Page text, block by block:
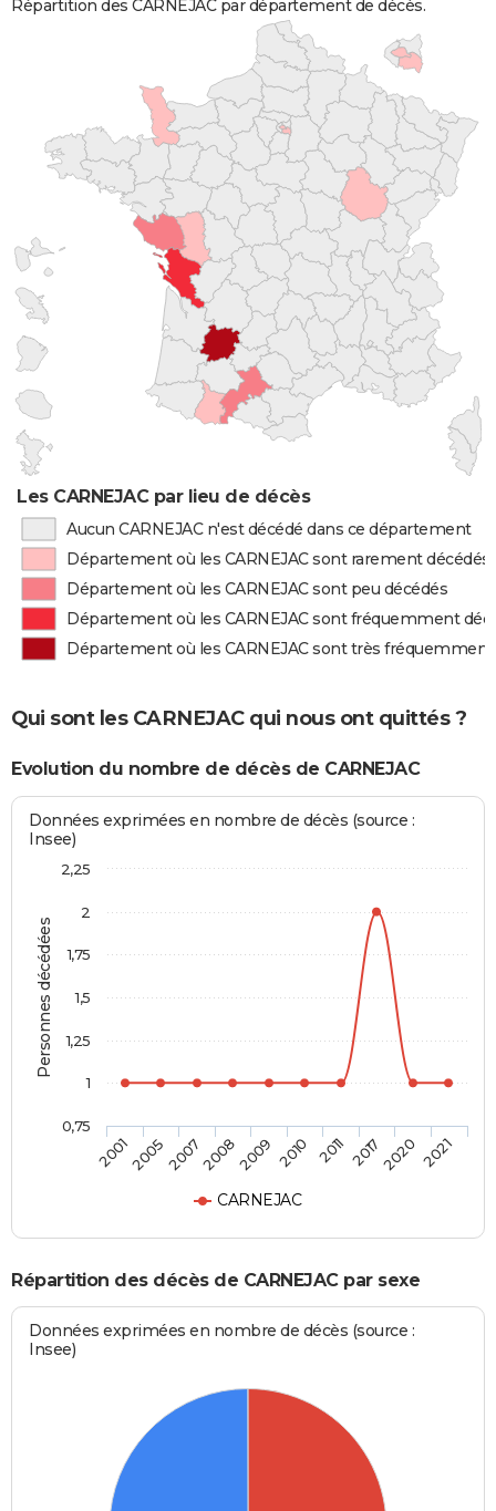
Répartition des CARNEJAC par département de décès.
Les CARNEJAC par lieu de décès
Aucun CARNEJAC n'est décédé dans ce département
Département où les CARNEJAC sont rarement décédés
Département où les CARNEJAC sont peu décédés
Département où les CARNEJAC sont fréquemment
Département où les CARNEJAC sont très
Qui sont les CARNEJAC qui nous ont quittés ?
Evolution du nombre de décès de CARNEJAC
Personnes décédées
Données exprimées en nombre de décès (source :
Insee)
CARNEJAC
20012005200720082009 2010 2011 20172020 2021
0,75
1
1,25
1,5
1,75
2
2,25
Répartition des décès de CARNEJAC par sexe
Données exprimées en nombre de décès (source :
Insee)